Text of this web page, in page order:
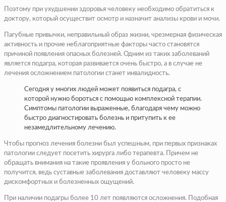
Поэтому при ухудшении здоровья человеку необходимо обратиться к
доктору, который осуществит осмотр и назначит анализы крови и мочи.
Пагубные привычки, неправильный образ жизни, чрезмерная физическая
активность и прочие неблагоприятные факторы часто становятся
причиной появления опасных болезней. Одним из таких заболеваний
является подагра, которая развивается очень быстро, а в случае не
лечения осложнением патологии станет инвалидность.
Сегодня у многих людей может появиться подагра, с
которой нужно бороться с помощью комплексной терапии.
Симптомы патологии выраженные, благодаря чему можно
быстро диагностировать болезнь и притупить к ее
незамедлительному лечению.
Чтобы прогноз лечения болезни был успешным, при первых признаках
патологии следует посетить хирурга либо терапевта. Причем не
обращать внимания на такие проявления у больного просто не
получится, ведь суставные заболевания доставляют человеку массу
дискомфортных и болезненных ощущений.
При наличии подагры более 10 лет появляются осложнения. Подобная